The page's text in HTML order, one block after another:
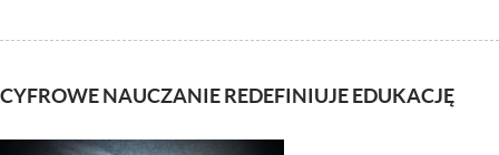
CYFROWE NAUCZANIE REDEFINIUJE EDUKACJĘ